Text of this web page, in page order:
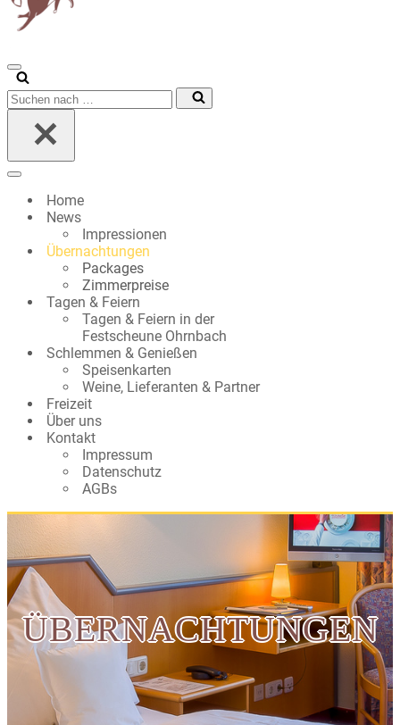
Navigationsmenü
Suchen
nach …
Navigationsmenü
Home
News
Impressionen
Übernachtungen
Packages
Zimmerpreise
Tagen & Feiern
Tagen & Feiern in der
Festscheune Ohrnbach
Schlemmen & Genießen
Speisenkarten
Weine, Lieferanten & Partner
Freizeit
Über uns
Kontakt
Impressum
Datenschutz
AGBs
ÜBERNACHTUNGEN